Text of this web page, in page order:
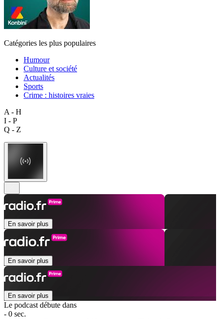
Catégories les plus populaires
Humour
Culture et société
Actualités
Sports
Crime : histoires vraies
A - H
I - P
Q - Z
En savoir plus
En savoir plus
En savoir plus
Le podcast débute dans
- 0 sec.